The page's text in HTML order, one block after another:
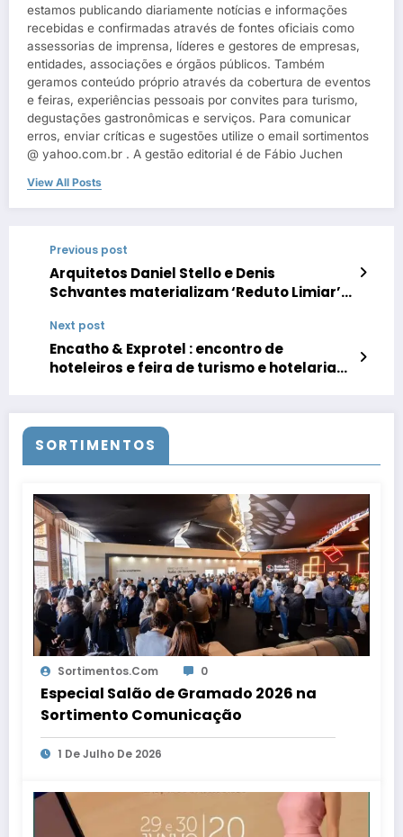
estamos publicando diariamente notícias e informações
recebidas e confirmadas através de fontes oficiais como
assessorias de imprensa, líderes e gestores de empresas,
entidades, associações e órgãos públicos. Também
geramos conteúdo próprio através da cobertura de eventos
e feiras, experiências pessoais por convites para turismo,
degustações gastronômicas e serviços. Para comunicar
erros, enviar críticas e sugestões utilize o email sortimentos
@ yahoo.com.br . A gestão editorial é de Fábio Juchen
View All Posts
Previous post
Arquitetos Daniel Stello e Denis
Schvantes materializam ‘Reduto Limiar’
Next post
Encatho & Exprotel : encontro de
hoteleiros e feira de turismo e hotelaria
SORTIMENTOS
Sortimentos.com 0
Especial Salão de Gramado 2026 na
Sortimento Comunicação
1 De Julho De 2026